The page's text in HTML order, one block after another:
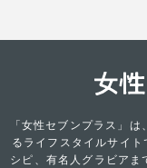
「女性セブンプラス」
るライフスタイルサイ
シピ、有名人グラビア